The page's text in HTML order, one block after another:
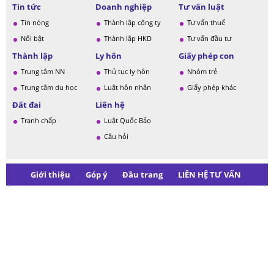
Tin tức
Tin nóng
Nổi bật
Doanh nghiệp
Thành lập công ty
Thành lập HKD
Tư vấn luật
Tư vấn thuế
Tư vấn đầu tư
Thành lập
Trung tâm NN
Trung tâm du học
Ly hôn
Thủ tục ly hôn
Luật hôn nhân
Giấy phép con
Nhóm trẻ
Giấy phép khác
Đất đai
Tranh chấp
Liên hệ
Luật Quốc Bảo
Câu hỏi
Giới thiệu Góp ý Đầu trang LIÊN HỆ TƯ VẤN